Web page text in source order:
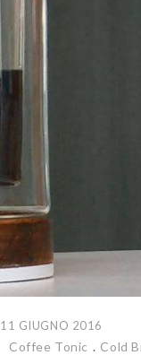
11 GIUGNO 2016
Coffee Tonic . Cold